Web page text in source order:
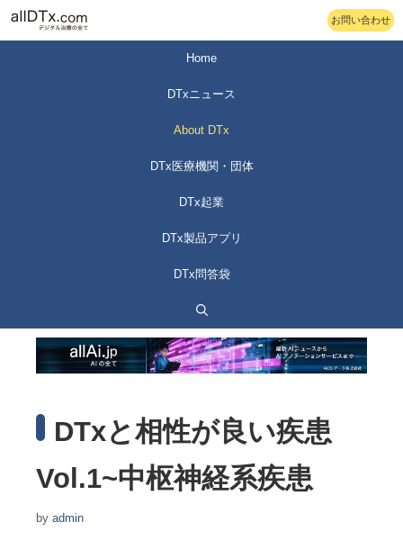
お問い合わせ
Home
DTxニュース
About DTx
DTx医療機関・団体
DTx起業
DTx製品アプリ
DTx問答袋
DTxと相性が良い疾患
Vol.1~中枢神経系疾患
by admin